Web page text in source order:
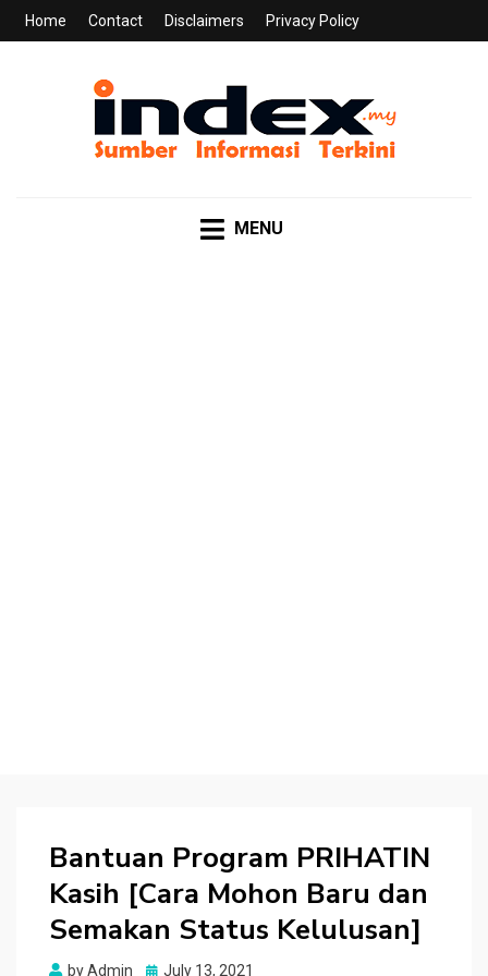
Home Contact Disclaimers Privacy Policy
MENU
Bantuan Program PRIHATIN
Kasih [Cara Mohon Baru dan
Semakan Status Kelulusan]
byAdmin Posted
July 13, 2021